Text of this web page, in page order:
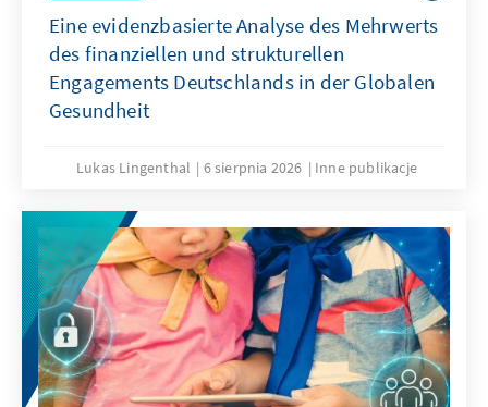
Eine evidenzbasierte Analyse des Mehrwerts
des finanziellen und strukturellen
Engagements Deutschlands in der Globalen
Gesundheit
Lukas Lingenthal 6 sierpnia 2026 Inne publikacje